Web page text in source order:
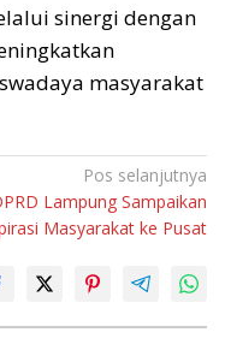
sinergi dengan
masyarakat
Pos selanjutnya
Lampung Sampaikan
Masyarakat ke Pusat